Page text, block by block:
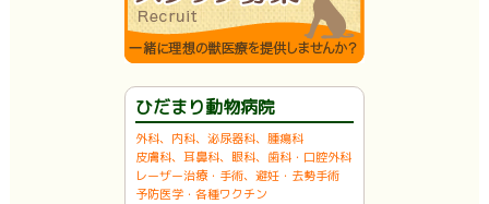
ひだまり動物病院
外科、内科、泌尿器科、腫瘍科
皮膚科、耳鼻科、眼科、歯科・口腔外科
レーザー治療・手術、避妊・去勢手術
予防医学・各種ワクチン